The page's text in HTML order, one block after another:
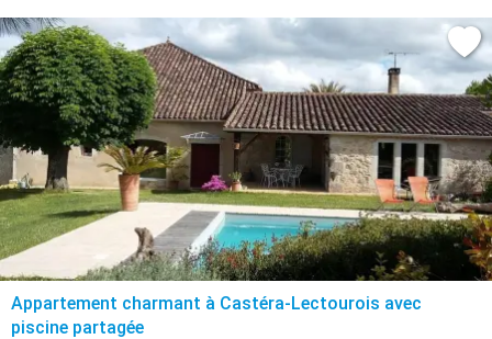
Appartement charmant à Castéra-Lectourois avec
piscine partagée